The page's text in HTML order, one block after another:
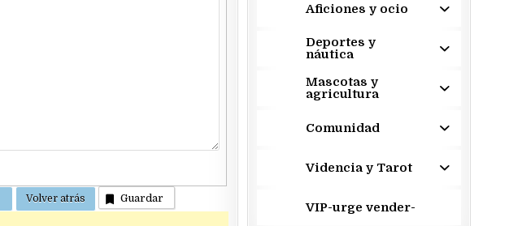
Guardar
Aficiones y ocio
Deportes y
náutica
Mascotas y
agricultura
Comunidad
Videncia y Tarot
VIP-urge vender-